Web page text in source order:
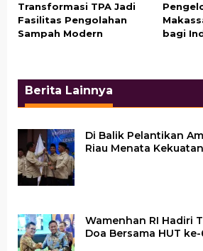
Transformasi TPA Jadi
Fasilitas Pengolahan
Sampah Modern
bagi
Berita Lainnya
Di Balik Pelantikan
Riau Menata
Wamenhan RI Hadiri
Doa Bersama HUT ke-